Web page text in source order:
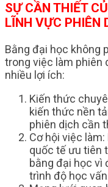
SỰ CẦN THIẾT
LĨNH VỰC PHIÊN
Bằng đại học không
trong việc làm phiên
nhiều lợi ích:
Kiến thức
kiến thức nền
phiên dịch cần
Cơ hội việc
quốc tế ưu tiên
bằng đại học vì
trình độ học